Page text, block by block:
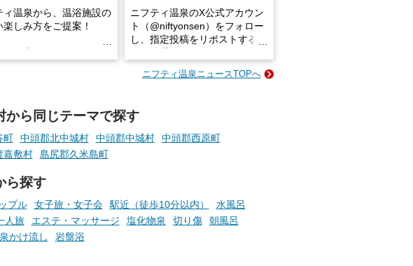
ィ温泉から、温浴施設の
楽しみ方をご提案！
タロットなど気軽に楽し
いで、“ととのう”おふろ
、もっと特別に。
ニフティ温泉のX公式アカウン
ト（@niftyonsen）をフォロー
し、指定投稿をリポストする
GIFT500円分をプレゼントい
ニフティ温泉ニュースTOPへ
から同じテーマで探す
町 中頭郡北中城村 中頭郡中城村
中頭郡西原町
嘉敷村 島尻郡久米島町
ら探す
プル 女子旅・女子会 駅近（徒歩10分以内）
水風呂
人旅 エステ・マッサージ 塩化物泉 切り傷
朝風呂
かけ流し 岩盤浴